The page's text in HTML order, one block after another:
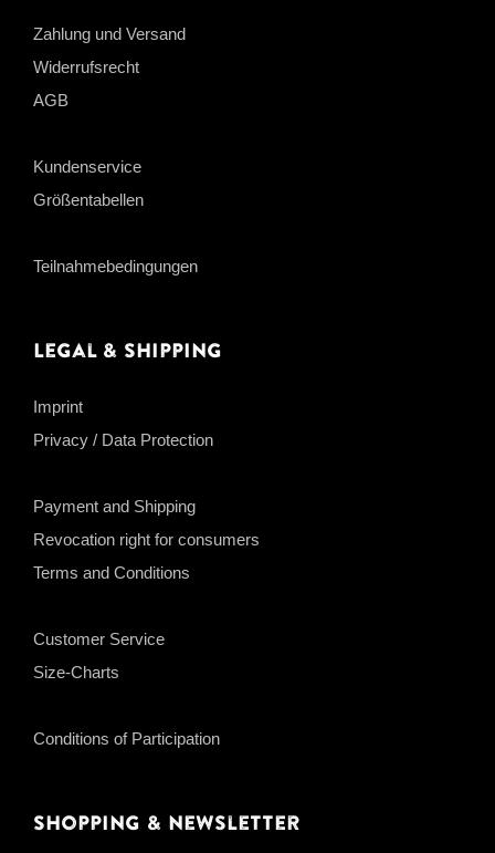
Zahlung und Versand
Widerrufsrecht
AGB
Kundenservice
Größentabellen
Teilnahmebedingungen
Legal & Shipping
Imprint
Privacy / Data Protection
Payment and Shipping
Revocation right for consumers
Terms and Conditions
Customer Service
Size-Charts
Conditions of Participation
Shopping & Newsletter